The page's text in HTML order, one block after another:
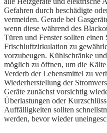
Gefahren durch beschädigte
vermeiden. Gerade bei
wenn diese während des
Türen und Fenster sollten
Frischluftzirkulation zu
vorzubeugen. Kühlschränke
möglich zu öffnen, um die
Verderb der Lebensmittel zu
Wiederherstellung der
Geräte zunächst vorsichtig
Überlastungen oder
Auffälligkeiten sollten
werden, bevor wieder